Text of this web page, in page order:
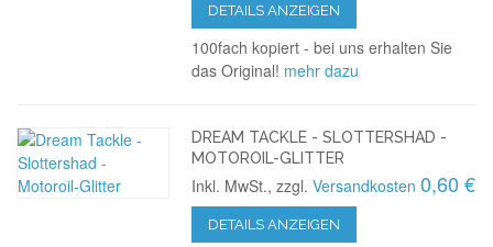
DETAILS ANZEIGEN
100fach kopiert - bei uns erhalten Sie
das Original! mehr dazu
DREAM TACKLE - SLOTTERSHAD -
MOTOROIL-GLITTER
Inkl. MwSt., zzgl.Versandkosten 0,60 €
DETAILS ANZEIGEN